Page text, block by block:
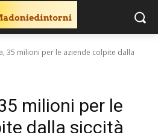
35 milioni per le aziende colpite dalla
milioni per le
dalla siccità